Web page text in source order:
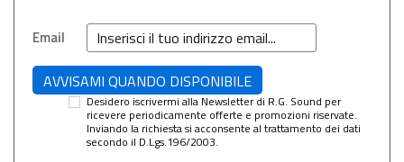
Email
Desidero iscrivermi alla Newsletter di R.G. Sound per
ricevere periodicamente offerte e promozioni riservate.
Inviando la richiesta si acconsente al trattamento dei dati
secondo il D.Lgs.196/2003.